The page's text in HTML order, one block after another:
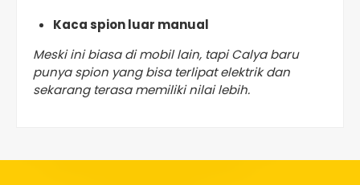
Kaca spion luar manual
Meski ini biasa di mobil lain, tapi Calya baru
punya spion yang bisa terlipat elektrik dan
sekarang terasa memiliki nilai lebih.